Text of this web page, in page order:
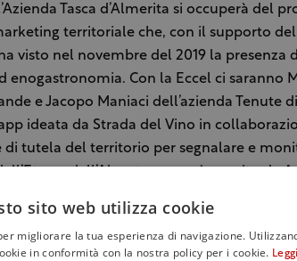
Tasca d’Almerita si occuperà del
territoriale che, con il supporto
visto nel novembre del 2019 la presenza
enogastronomia. Con la Eccel ci saranno
e Jacopo Maniaci dell’azienda Tenute
ideata da Strada del Vino in
di tutela del territorio per segnalare e
dell’omonima azienda Falcone e
Nicola Purrello di Petralonga si
sito web utilizza cookie
migliorare la tua esperienza di navigazione.
in conformità con la nostra policy per i cookie.